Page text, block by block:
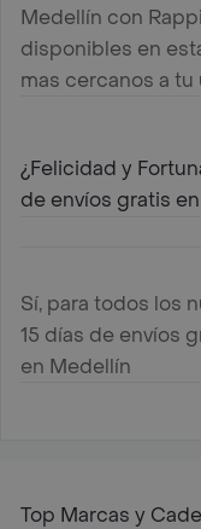
Medellín con
disponibles en
mas cercanos a
¿Felicidad y
de envíos gratis
Sí, para todos los
15 días de envíos
en Medellín
Top Marcas y